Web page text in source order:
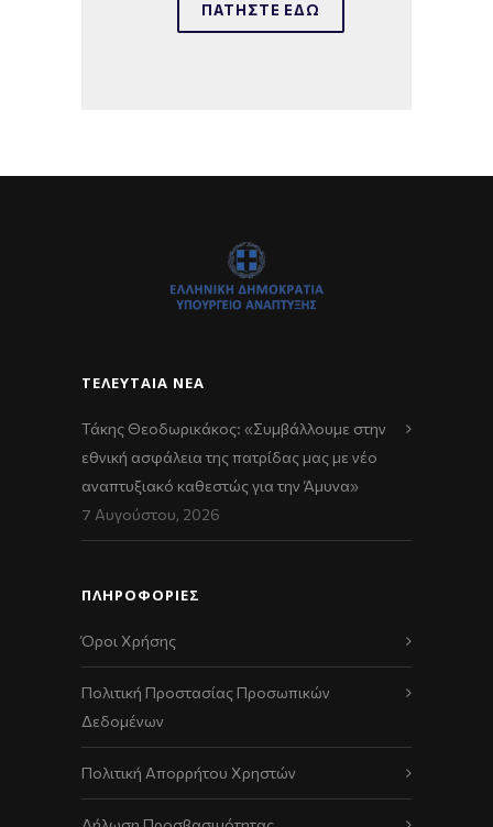
ΠΑΤΉΣΤΕ ΕΔΏ
ΤΕΛΕΥΤΑΊΑ ΝΈΑ
Τάκης Θεοδωρικάκος: «Συμβάλλουμε στην
εθνική ασφάλεια της πατρίδας μας με νέο
αναπτυξιακό καθεστώς για την Άμυνα»
7 Αυγούστου, 2026
ΠΛΗΡΟΦΟΡΙΕΣ
Όροι Χρήσης
Πολιτική Προστασίας Προσωπικών
Δεδομένων
Πολιτική Απορρήτου Χρηστών